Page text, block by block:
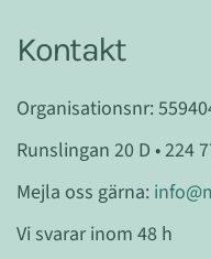
Kontakt
Organisationsnr:
Runslingan 20 D • 224
Mejla oss gärna:
Vi svarar inom 48 h